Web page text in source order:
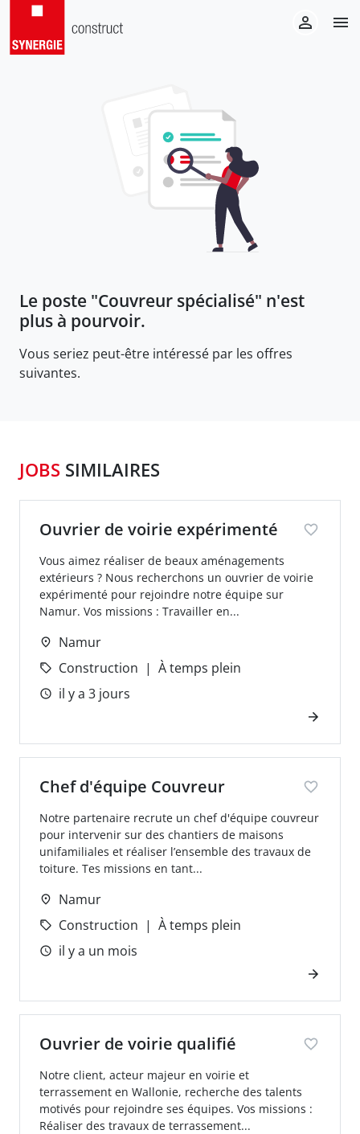
Le poste "Couvreur spécialisé" n'est
plus à pourvoir.
Vous seriez peut-être intéressé par les offres
suivantes.
JOBS SIMILAIRES
Ouvrier de voirie expérimenté
Vous aimez réaliser de beaux aménagements
extérieurs ? Nous recherchons un ouvrier de voirie
expérimenté pour rejoindre notre équipe sur
Namur. Vos missions : Travailler en...
Namur
Construction
À temps plein
il y a 3 jours
Chef d'équipe Couvreur
Notre partenaire recrute un chef d'équipe couvreur
pour intervenir sur des chantiers de maisons
unifamiliales et réaliser l’ensemble des travaux de
toiture. Tes missions en tant...
Namur
Construction
À temps plein
il y a un mois
Ouvrier de voirie qualifié
Notre client, acteur majeur en voirie et
terrassement en Wallonie, recherche des talents
motivés pour rejoindre ses équipes. Vos missions :
Réaliser des travaux de terrassement...